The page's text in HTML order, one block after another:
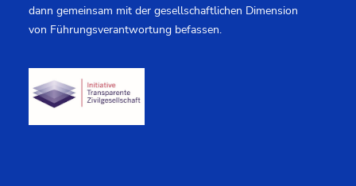
dann gemeinsam mit der gesellschaftlichen Dimension
von Führungsverantwortung befassen.